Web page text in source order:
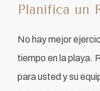
Planifica un
No hay mejor
tiempo en la playa.
para usted y su